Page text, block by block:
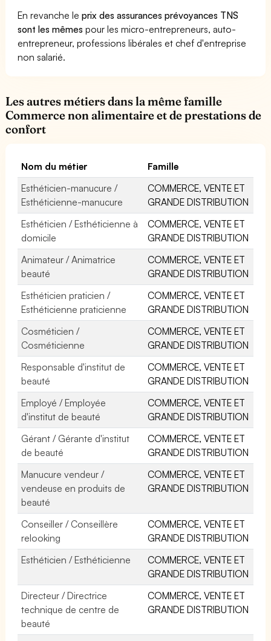
En revanche leprix des assurances prévoyances TNS
sont les mêmes pour les micro-entrepreneurs, auto-
entrepreneur, professions libérales et chef d'entreprise
non salarié.
Les autres métiers dans la même famille
Commerce non alimentaire et de prestations de
confort
Nom du métier
Famille
Esthéticien-manucure /
Esthéticienne-manucure
COMMERCE, VENTE ET
GRANDE DISTRIBUTION
Esthéticien / Esthéticienne à
domicile
COMMERCE, VENTE ET
GRANDE DISTRIBUTION
Animateur / Animatrice
beauté
COMMERCE, VENTE ET
GRANDE DISTRIBUTION
Esthéticien praticien /
Esthéticienne praticienne
COMMERCE, VENTE ET
GRANDE DISTRIBUTION
Cosméticien /
Cosméticienne
COMMERCE, VENTE ET
GRANDE DISTRIBUTION
Responsable d'institut de
beauté
COMMERCE, VENTE ET
GRANDE DISTRIBUTION
Employé / Employée
d'institut de beauté
COMMERCE, VENTE ET
GRANDE DISTRIBUTION
Gérant / Gérante d'institut
de beauté
COMMERCE, VENTE ET
GRANDE DISTRIBUTION
Manucure vendeur /
vendeuse en produits de
beauté
COMMERCE, VENTE ET
GRANDE DISTRIBUTION
Conseiller / Conseillère
relooking
COMMERCE, VENTE ET
GRANDE DISTRIBUTION
Esthéticien / Esthéticienne
COMMERCE, VENTE ET
GRANDE DISTRIBUTION
Directeur / Directrice
technique de centre de
beauté
COMMERCE, VENTE ET
GRANDE DISTRIBUTION